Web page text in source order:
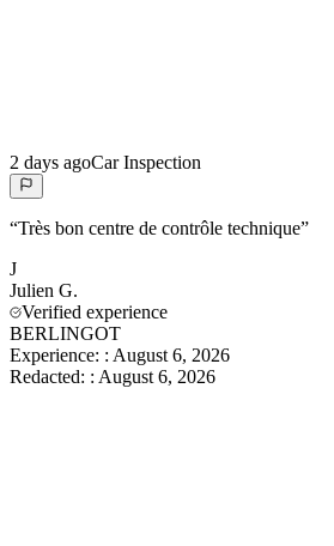
2 days agoCar Inspection
“Très bon centre de contrôle technique”
J
Julien G.
Verified experience
BERLINGOT
Experience: : August 6, 2026
Redacted: : August 6, 2026